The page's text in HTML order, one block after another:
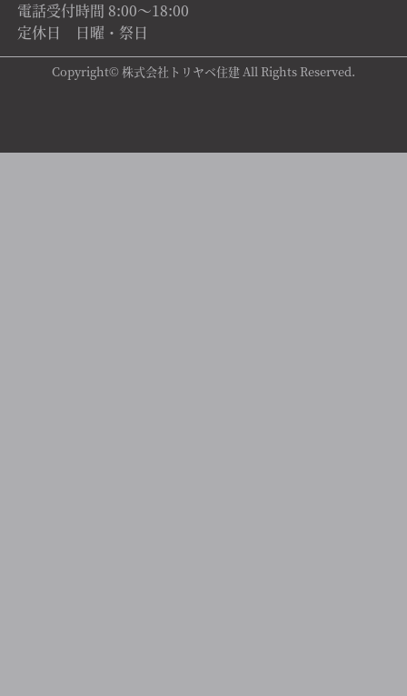
電話受付時間 8:00～18:00
定休日 日曜・祭日
Copyright© 株式会社トリヤベ住建 All Rights Reserved.